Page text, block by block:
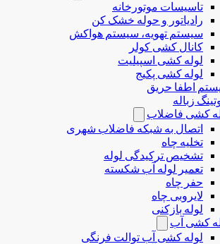
تاسیسات موتورخانه
رادیاتور و حوله خشک کن
سیستم تهویه، سیستم هواکش
کانال کشی کولر
لوله کشی اسپیلیت
لوله کشی پکیج
اطفا حریق
زباله
كشی فاضلاب
اتصال به شبکه فاضلاب شهری
تخلیه چاه
تشخیص ترکیدگی لوله
تعمیر لوله آب شکسته
حفر چاه
لایروبی چاه
لوله بازکنی
کشی آب
لوله کشی آب توالت فرنگی